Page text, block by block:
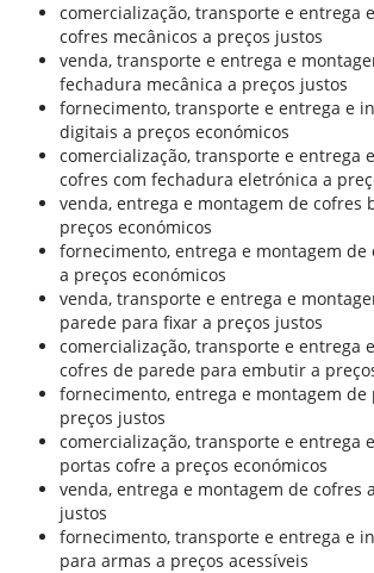
comercialização, transporte e entrega
cofres mecânicos a preços justos
venda, transporte e entrega e
fechadura mecânica a preços justos
fornecimento, transporte e entrega e
digitais a preços económicos
comercialização, transporte e entrega
cofres com fechadura eletrónica a
venda, entrega e montagem de cofres
preços económicos
fornecimento, entrega e montagem de
a preços económicos
venda, transporte e entrega e
parede para fixar a preços justos
comercialização, transporte e entrega
cofres de parede para embutir a
fornecimento, entrega e montagem de
preços justos
comercialização, transporte e entrega
portas cofre a preços económicos
venda, entrega e montagem de cofres
justos
fornecimento, transporte e entrega e
para armas a preços acessíveis